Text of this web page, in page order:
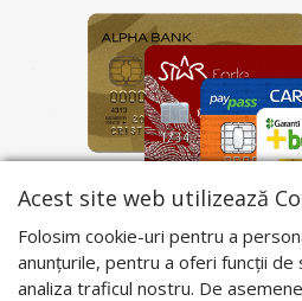
Acest site web utilizează
Folosim cookie-uri pentru a
anunțurile, pentru a oferi funcții de
analiza traficul nostru. De